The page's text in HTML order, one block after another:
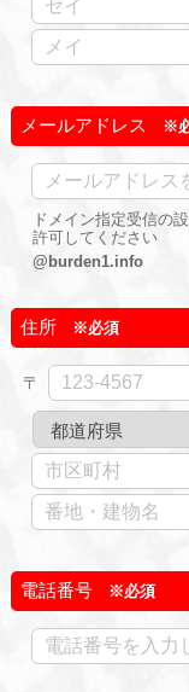
メールアドレス
ドメイン指定受信の
許可してください
@burden1.info
住所
〒
電話番号